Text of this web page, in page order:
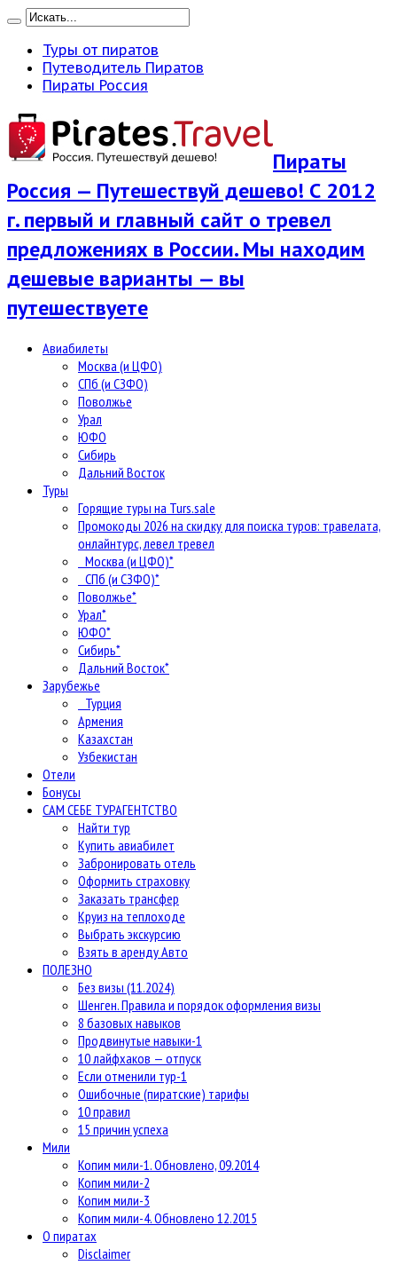
Туры от пиратов
Путеводитель Пиратов
Пираты Россия
Пираты
Россия — Путешествуй дешево! С 2012
г. первый и главный сайт о тревел
предложениях в России. Мы находим
дешевые варианты — вы
путешествуете
Авиабилеты
Москва (и ЦФО)
СПб (и СЗФО)
Поволжье
Урал
ЮФО
Сибирь
Дальний Восток
Туры
Горящие туры на Turs.sale
Промокоды 2026 на скидку для поиска туров: травелата,
онлайнтурс, левел тревел
Москва (и ЦФО)*
СПб (и СЗФО)*
Поволжье*
Урал*
ЮФО*
Сибирь*
Дальний Восток*
Зарубежье
Турция
Армения
Казахстан
Узбекистан
Отели
Бонусы
САМ СЕБЕ ТУРАГЕНТСТВО
Найти тур
Купить авиабилет
Забронировать отель
Оформить страховку
Заказать трансфер
Круиз на теплоходе
Выбрать экскурсию
Взять в аренду Авто
ПОЛЕЗНО
Без визы (11.2024)
Шенген. Правила и порядок оформления визы
8 базовых навыков
Продвинутые навыки-1
10 лайфхаков — отпуск
Если отменили тур-1
Ошибочные (пиратские) тарифы
10 правил
15 причин успеха
Мили
Копим мили-1. Обновлено, 09.2014
Копим мили-2
Копим мили-3
Копим мили-4. Обновлено 12.2015
О пиратах
Disclaimer